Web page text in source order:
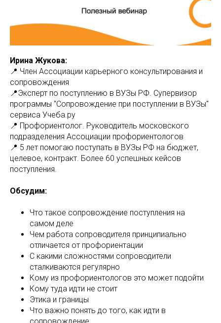
Ирина Жукова:
📍 Член Ассоциации карьерного консультирования и
сопровождения
📍Эксперт по поступлению в ВУЗы РФ. Супервизор
программы "Сопровождение при поступлении в ВУЗы"
сервиса Учеба.ру
📍 Профориентолог. Руководитель московского
подразделения Ассоциации профориентологов
📍 5 лет помогаю поступать в ВУЗы РФ на бюджет,
целевое, контракт. Более 60 успешных кейсов
поступления.
Обсудим:
Что такое сопровождение поступления на
самом деле
Чем работа сопроводителя принципиально
отличается от профориентации
С какими сложностями сопроводители
сталкиваются регулярно
Кому из профориентологов это может подойти
Кому туда идти не стоит
Этика и границы
Что важно понять до того, как идти в